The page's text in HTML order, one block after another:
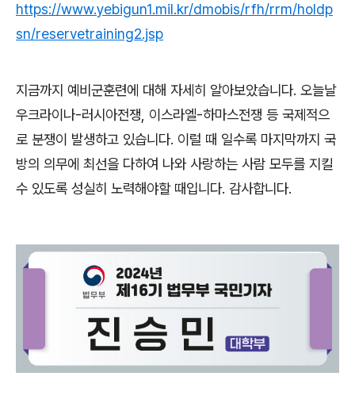
https://www.yebigun1.mil.kr/dmobis/rfh/rrm/holdp
sn/reservetraining2.jsp
지금까지 예비군훈련에 대해 자세히 알아보았습니다. 오늘날
우크라이나-러시아전쟁 이스라엘-하마스전쟁 등 국제적으
로 분쟁이 발생하고 있습니다. 이럴 때 일수록 마지막까지 국
방의 의무에 최선을 다하여 나와 사랑하는 사람 모두를 지킬
수 있도록 성실히 노력해야할 때입니다. 감사합니다.